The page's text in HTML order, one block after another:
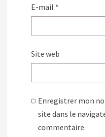
E-mail *
Site web
Enregistrer mon
site dans le
commentaire.